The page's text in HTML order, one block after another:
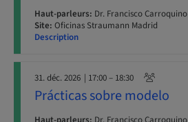
Haut-parleurs: Dr. Francisco Carroquino
Site: Oficinas Straumann Madrid
Description
31. déc. 2026 | 17:00 – 18:30
Prácticas sobre modelo